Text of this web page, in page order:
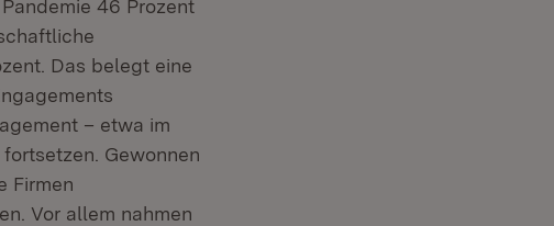
46 Prozent
Das belegt eine
– etwa im
Gewonnen
Firmen
Vor allem nahmen